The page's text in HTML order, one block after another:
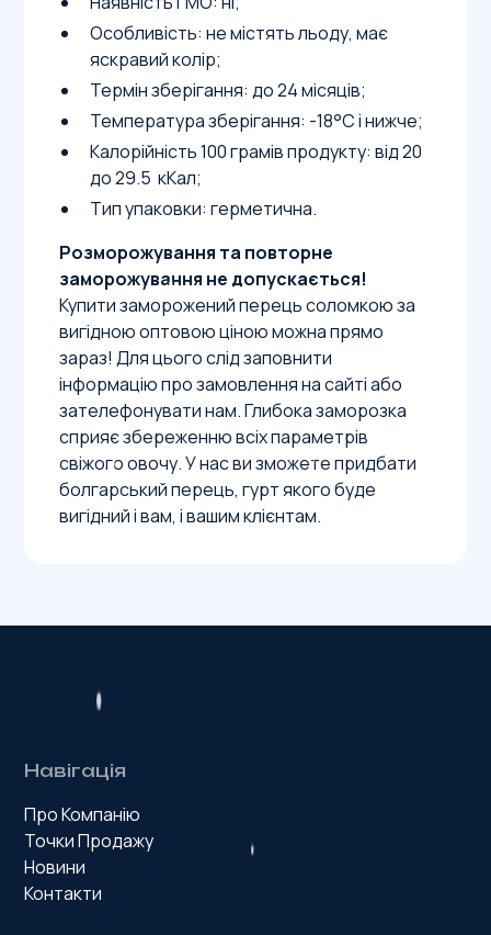
Особливість: не містять льоду, має
яскравий колір;
Термін зберігання: до 24 місяців;
Температура зберігання: -18°С і нижче;
Калорійність 100 грамів продукту: від 20
до 29.5 кКал;
Тип упаковки: герметична.
Розморожування та повторне
заморожування не допускається!
Купити заморожений перець соломкою за
вигідною оптовою ціною можна прямо
зараз! Для цього слід заповнити
інформацію про замовлення на сайті або
зателефонувати нам. Глибока заморозка
сприяє збереженню всіх параметрів
свіжого овочу. У нас ви зможете придбати
болгарський перець, гурт якого буде
вигідний і вам, і вашим клієнтам.
Навігація
Про Компанію
Точки Продажу
Новини
Контакти